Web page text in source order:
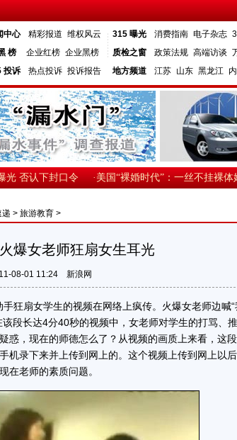
中心 精彩报道 维权风云
榜
企业红榜 企业黑榜
投诉
热点投诉 投诉报告
315 曝光 消费指南 电子杂志
质检之窗
政策法规 高端访谈
地方频道
江苏 山东 黑龙江
否认下封口令 ·美国“裸婚时代”：一丝不挂裸体婚
递 > 旅游教育 >
爆女老师狂扇女生耳光
08-01 11:24 新浪网
扇女学生的视频在网络上疯传。火爆女老师边喊“
段长达4分40秒的视频中，女老师对学生的打骂、推
惑，现在的师德怎么了？从视频的画质上来看，这
机录下来并上传到网上的。这个视频上传到网上以
在老师的素质问题。